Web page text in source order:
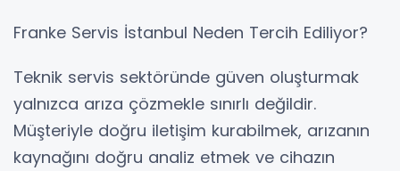
Franke Servis İstanbul Neden Tercih Ediliyor?
Teknik servis sektöründe güven oluşturmak
yalnızca arıza çözmekle sınırlı değildir.
Müşteriyle doğru iletişim kurabilmek, arızanın
kaynağını doğru analiz etmek ve cihazın